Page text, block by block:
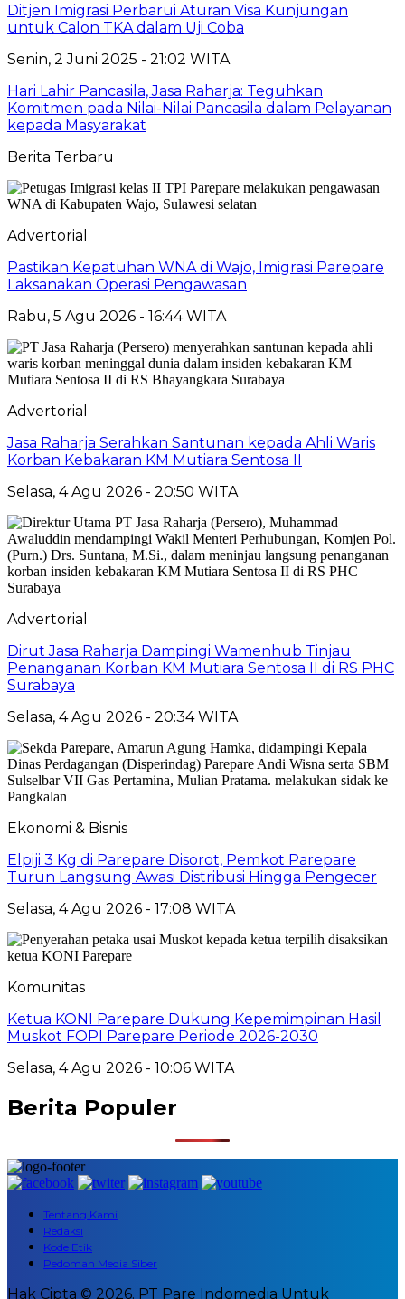
Ditjen Imigrasi Perbarui Aturan Visa Kunjungan
untuk Calon TKA dalam Uji Coba
Senin, 2 Juni 2025 - 21:02 WITA
Hari Lahir Pancasila, Jasa Raharja: Teguhkan
Komitmen pada Nilai-Nilai Pancasila dalam Pelayanan
kepada Masyarakat
Berita Terbaru
Advertorial
Pastikan Kepatuhan WNA di Wajo, Imigrasi Parepare
Laksanakan Operasi Pengawasan
Rabu, 5 Agu 2026 - 16:44 WITA
Advertorial
Jasa Raharja Serahkan Santunan kepada Ahli Waris
Korban Kebakaran KM Mutiara Sentosa II
Selasa, 4 Agu 2026 - 20:50 WITA
Advertorial
Dirut Jasa Raharja Dampingi Wamenhub Tinjau
Penanganan Korban KM Mutiara Sentosa II di RS PHC
Surabaya
Selasa, 4 Agu 2026 - 20:34 WITA
Ekonomi & Bisnis
Elpiji 3 Kg di Parepare Disorot, Pemkot Parepare
Turun Langsung Awasi Distribusi Hingga Pengecer
Selasa, 4 Agu 2026 - 17:08 WITA
Komunitas
Ketua KONI Parepare Dukung Kepemimpinan Hasil
Muskot FOPI Parepare Periode 2026-2030
Selasa, 4 Agu 2026 - 10:06 WITA
Berita Populer
Tentang Kami
Redaksi
Kode Etik
Pedoman Media Siber
Hak Cipta © 2026. PT Pare Indomedia Untuk